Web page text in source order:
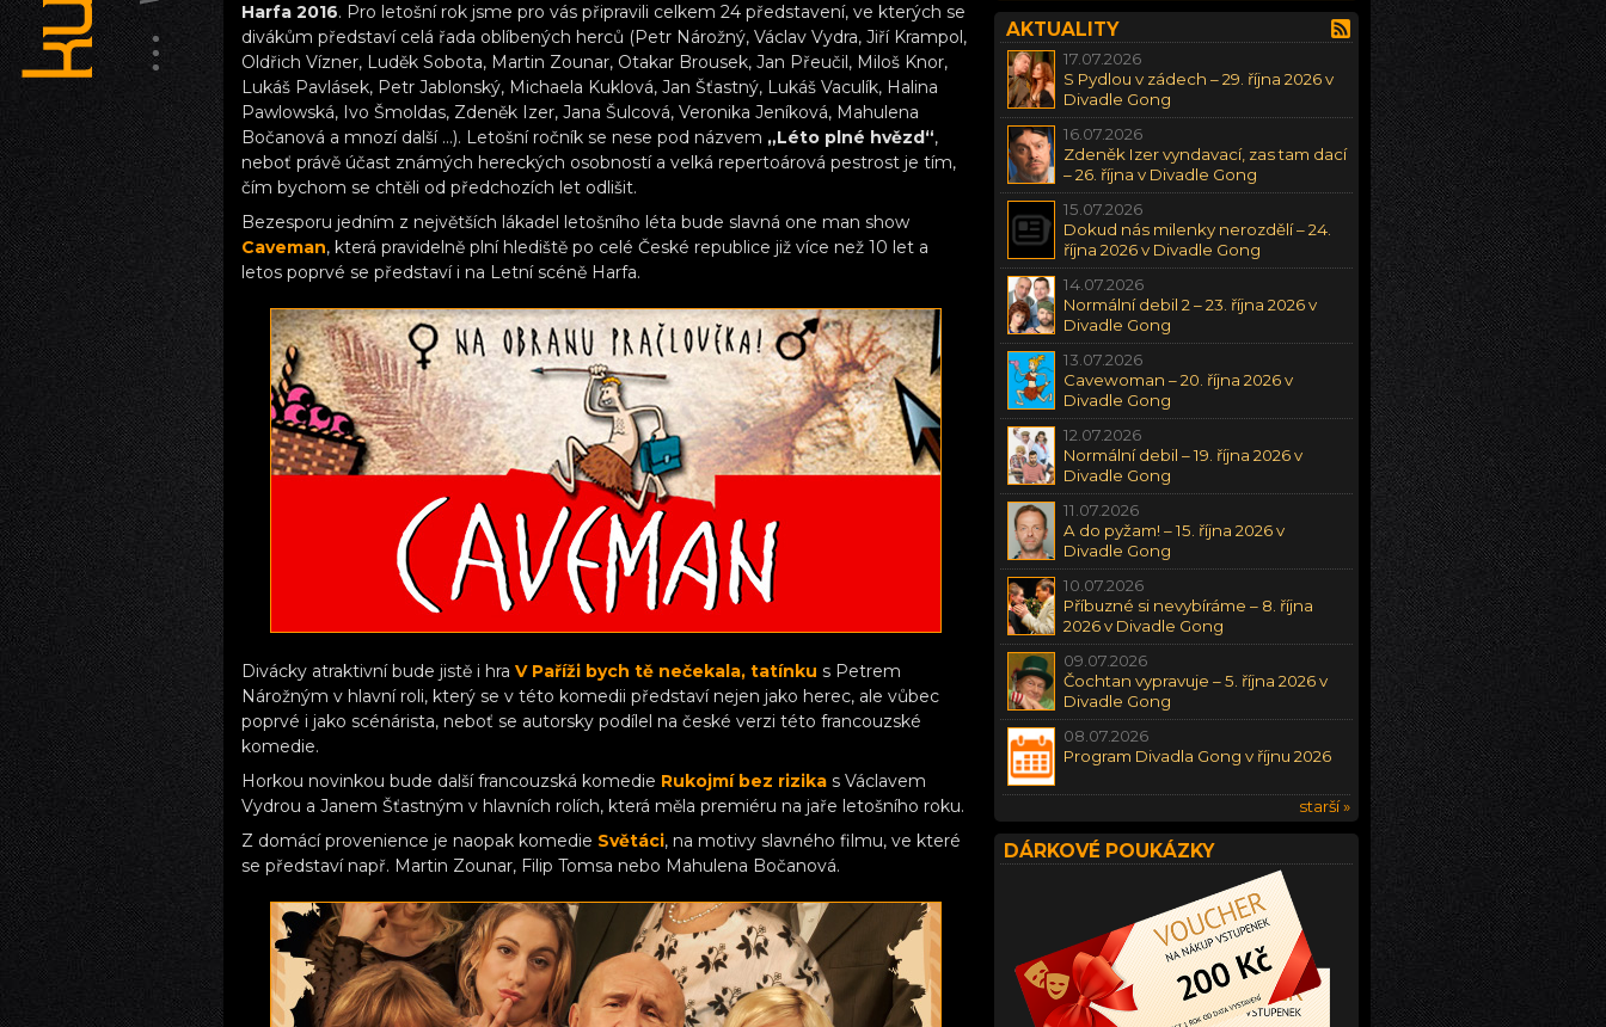
Harfa 2016. Pro letošní rok jsme pro vás připravili celkem 24 představení, ve kterých se
divákům představí celá řada oblíbených herců (Petr Nárožný, Václav Vydra, Jiří Krampol,
Oldřich Vízner, Luděk Sobota, Martin Zounar, Otakar Brousek, Jan Přeučil, Miloš Knor,
Lukáš Pavlásek, Petr Jablonský, Michaela Kuklová, Jan Šťastný, Lukáš Vaculík, Halina
Pawlowská, Ivo Šmoldas, Zdeněk Izer, Jana Šulcová, Veronika Jeníková, Mahulena
Bočanová a mnozí další …). Letošní ročník se nese pod názvem „Léto plné hvězd“,
neboť právě účast známých hereckých osobností a velká repertoárová pestrost je tím,
čím bychom se chtěli od předchozích let odlišit.
Bezesporu jedním z největších lákadel letošního léta bude slavná one man show
Caveman, která pravidelně plní hlediště po celé České republice již více než 10 let a
letos poprvé se představí i na Letní scéně Harfa.
Divácky atraktivní bude jistě i hra V Paříži bych tě nečekala, tatínku s Petrem
Nárožným v hlavní roli, který se v této komedii představí nejen jako herec, ale vůbec
poprvé i jako scénárista, neboť se autorsky podílel na české verzi této francouzské
komedie.
Horkou novinkou bude další francouzská komedie Rukojmí bez rizika s Václavem
Vydrou a Janem Šťastným v hlavních rolích, která měla premiéru na jaře letošního roku.
Z domácí provenience je naopak komedie Světáci, na motivy slavného filmu, ve které
se představí např. Martin Zounar, Filip Tomsa nebo Mahulena Bočanová.
AKTUALITY
17.07.2026
S Pydlou v zádech – 29. října 2026 v
Divadle Gong
16.07.2026
Zdeněk Izer vyndavací, zas tam dací
– 26. října v Divadle Gong
15.07.2026
Dokud nás milenky nerozdělí – 24.
října 2026 v Divadle Gong
14.07.2026
Normální debil 2 – 23. října 2026 v
Divadle Gong
13.07.2026
Cavewoman – 20. října 2026 v
Divadle Gong
12.07.2026
Normální debil – 19. října 2026 v
Divadle Gong
11.07.2026
A do pyžam! – 15. října 2026 v
Divadle Gong
10.07.2026
Příbuzné si nevybíráme – 8. října
2026 v Divadle Gong
09.07.2026
Čochtan vypravuje – 5. října 2026 v
Divadle Gong
08.07.2026
Program Divadla Gong v říjnu 2026
starší »
DÁRKOVÉ POUKÁZKY